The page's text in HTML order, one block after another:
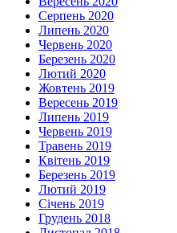
Серпень 2020
Липень 2020
Червень 2020
Березень 2020
Лютий 2020
Жовтень 2019
Вересень 2019
Липень 2019
Червень 2019
Травень 2019
Квітень 2019
Березень 2019
Лютий 2019
Січень 2019
Грудень 2018